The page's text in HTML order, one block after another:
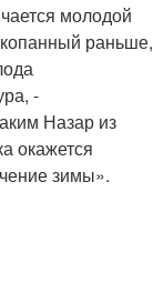
молодой
раньше,
-
Назар из
окажется
зимы».